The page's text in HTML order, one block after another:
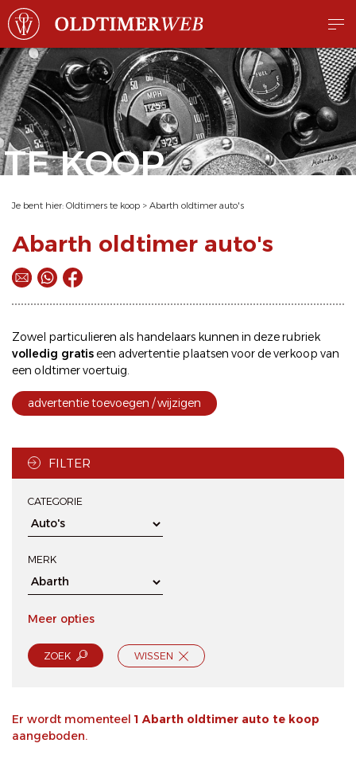
TE KOOP
Je bent hier: Oldtimers te koop > Abarth oldtimer auto's
Abarth oldtimer auto's
Zowel particulieren als handelaars kunnen in deze rubriek
volledig gratis een advertentie plaatsen voor deverkoop van
een oldtimer voertuig.
advertentie toevoegen / wijzigen
FILTER
CATEGORIE
MERK
Meer opties
ZOEK WISSEN
Er wordt momenteel 1 Abarth oldtimer auto te koop
aangeboden.